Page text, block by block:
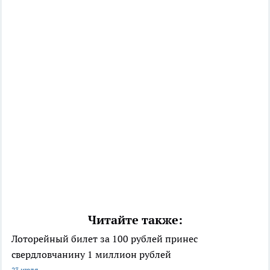
Читайте также:
Лоторейный билет за 100 рублей принес
свердловчанину 1 миллион рублей